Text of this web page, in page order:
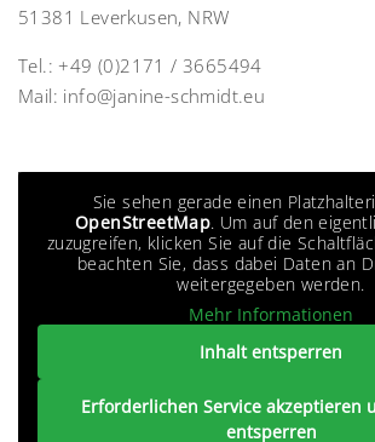
51381 Leverkusen, NRW
Tel.:+49 (0)2171 / 3665494
Mail: info@janine-schmidt.eu
Sie sehen gerade einen
OpenStreetMap. Um auf den
zuzugreifen, klicken Sie auf die
beachten Sie, dass dabei Daten an
weitergegeben werden.
Mehr Informationen
Inhalt entsperren
Erforderlichen Service akzeptieren
entsperren